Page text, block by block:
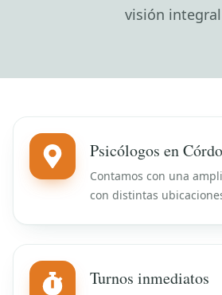
visión
Psicólogos en
Contamos con una
con distintas
Turnos inmediatos